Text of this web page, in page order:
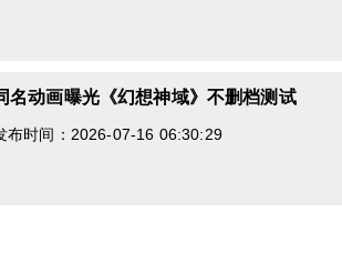
名动画曝光《幻想神域》不删档测试
布时间：2026-07-16 06:30:29